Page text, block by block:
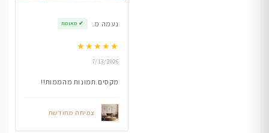
נעמה מ. ✔ מאומת
★★★★★
7/13/2026
מקסים.תמונות מהממות!!
צמיחה מחודשת